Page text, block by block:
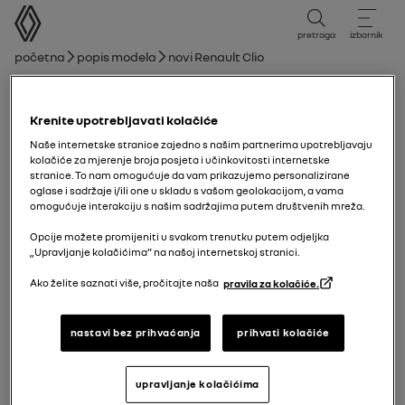
korisnički priručnik
pretraga izbornik
mrvice
Početna Popis modela novi Renault Clio
Istraži Ručnik Upozorenja vodič u PDF-u pretraži
Pretraživanje
Nema rezultata
Krenite upotrebljavati kolačiće
Naše internetske stranice zajedno s našim partnerima upotrebljavaju
kolačiće za mjerenje broja posjeta i učinkovitosti internetske
stranice. To nam omogućuje da vam prikazujemo personalizirane
oglase i sadržaje i/ili one u skladu s vašom geolokacijom, a vama
omogućuje interakciju s našim sadržajima putem društvenih mreža.
Opcije možete promijeniti u svakom trenutku putem odjeljka
„Upravljanje kolačićima” na našoj internetskoj stranici.
Ako želite saznati više, pročitajte naša pravila za kolačiće.
nastavi bez prihvaćanja prihvati kolačiće
upravljanje kolačićima